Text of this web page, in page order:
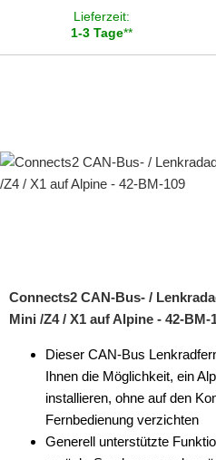
Lenkradadapter
Radioadapter
Radioblenden
SD-Adapter
Subwoofer-Zubehör
USB-Adapter
Verstärker-Zubehör
Lieferzeit:
1-3 Tage**
Connects2 CAN-Bus- /
Mini /Z4 / X1 auf Alpine - 42-BM-
Dieser CAN-Bus
Ihnen die Möglichkeit, ein
installieren, ohne auf den
Fernbedienung verzichten
Generell unterstützte